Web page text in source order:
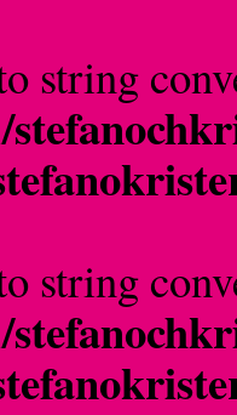
string
string